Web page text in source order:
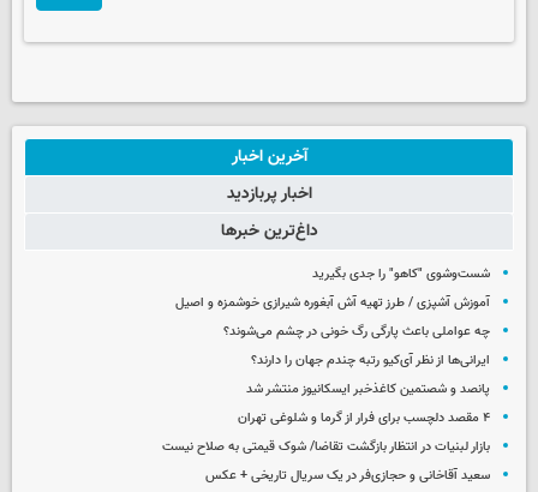
آخرین اخبار
اخبار پربازدید
داغ‌ترین خبرها
شست‌وشوی "کاهو" را جدی بگیرید
آموزش آشپزی / طرز تهیه آش آبغوره شیرازی خوشمزه و اصیل
چه عواملی باعث پارگی رگ خونی در چشم می‌شوند؟
ایرانی‌ها از نظر آی‌کیو رتبه چندم جهان را دارند؟
پانصد و شصتمین کاغذخبر ایسکانیوز منتشر شد
۴ مقصد دلچسب برای فرار از گرما و شلوغی تهران
بازار لبنیات در انتظار بازگشت تقاضا/ شوک قیمتی به صلاح نیست
سعید آقاخانی و حجازی‌فر در یک سریال تاریخی + عکس